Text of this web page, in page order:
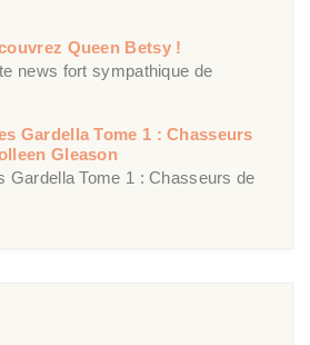
Queen Betsy !
news fort sympathique de
Gardella Tome 1 : Chasseurs
Gleason
Gardella Tome 1 : Chasseurs de